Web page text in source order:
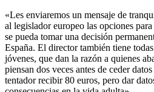
«Les enviaremos un mensaje de
al legislador europeo las opciones
se pueda tomar una decisión
España. El director también tiene
jóvenes, que dan la razón a quienes
piensan dos veces antes de ceder
tentador recibir 80 euros, pero dar